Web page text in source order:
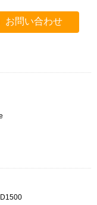
お問い合わせ